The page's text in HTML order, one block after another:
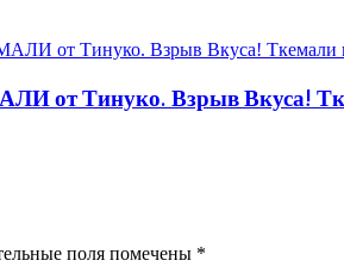
от Тинуко. Взрыв Вкуса!
поля помечены *